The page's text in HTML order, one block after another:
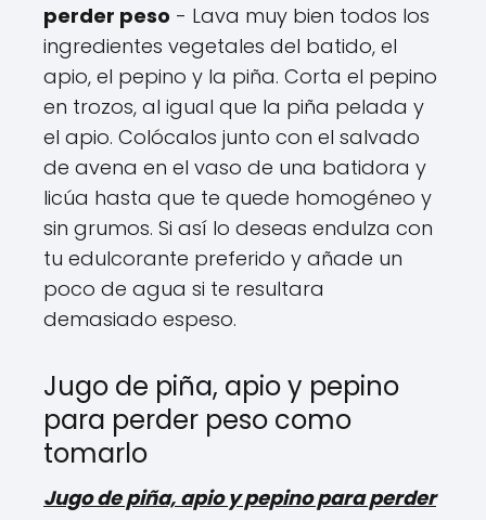
perder peso - Lava muy bien todos los
ingredientes vegetales del batido, el
apio, el pepino y la piña. Corta el pepino
en trozos, al igual que la piña pelada y
el apio. Colócalos junto con el salvado
de avena en el vaso de una batidora y
licúa hasta que te quede homogéneo y
sin grumos. Si así lo deseas endulza con
tu edulcorante preferido y añade un
poco de agua si te resultara
demasiado espeso.
Jugo de piña, apio y pepino
para perder peso como
tomarlo
Jugo de piña, apio y pepino para perder